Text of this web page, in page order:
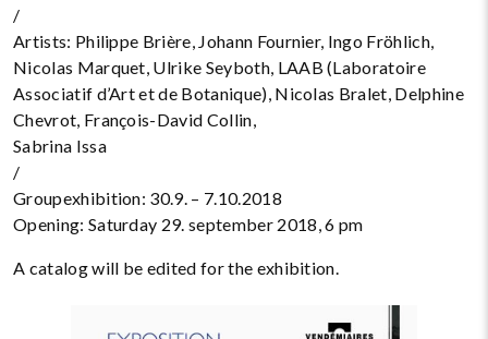
/
Artists: Philippe Brière, Johann Fournier, Ingo Fröhlich,
Nicolas Marquet, Ulrike Seyboth, LAAB (Laboratoire
Associatif d’Art et de Botanique), Nicolas Bralet, Delphine
Chevrot, François-David Collin,
Sabrina Issa
/
Groupexhibition: 30.9. – 7.10.2018
Opening: Saturday 29. september 2018, 6 pm
A catalog will be edited for the exhibition.